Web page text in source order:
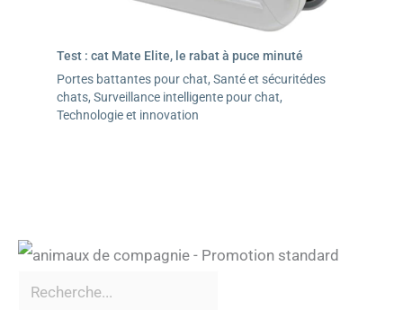
Test : cat Mate Elite, le rabat à puce minuté
Portes battantes pour chat, Santé et sécuritédes
chats, Surveillance intelligente pour chat,
Technologie et innovation